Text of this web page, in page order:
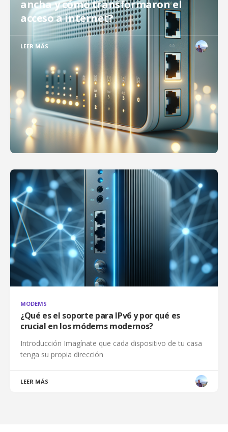
ancha y cómo transformaron el
acceso a internet?
LEER MÁS
MODEMS
¿Qué es el soporte para IPv6 y por qué es
crucial en los módems modernos?
Introducción Imagínate que cada dispositivo de tu casa
tenga su propia dirección
LEER MÁS